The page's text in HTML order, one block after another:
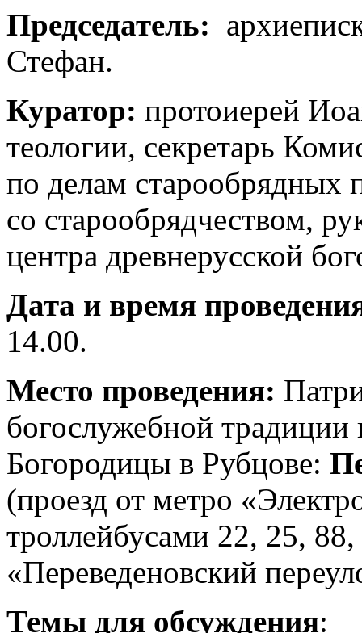
Председатель:
Стефан.
Куратор: протоиерей
теологии, секретарь
по делам старообрядных
со старообрядчеством,
центра древнерусской
Дата и время
14.00.
Место проведения:
богослужебной
Богородицы в Рубцове:
(проезд от метро
троллейбусами 22, 25,
«Переведеновский
Темы для обсуждения: